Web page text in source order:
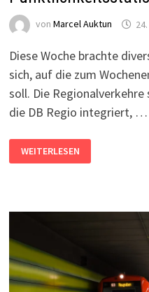
von Marcel Auktun
Diese Woche brachte
sich, auf die zum
soll. Die
die DB Regio integriert, …
KURZMELDUNGEN:
START
WIRD
MEHR
WEITERLESEN